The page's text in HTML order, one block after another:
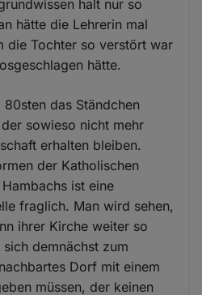
halt nur so
hätte die Lehrerin mal
die Tochter so verstört war
hätte.
das Ständchen
sowieso nicht mehr
erhalten bleiben.
der Katholischen
ist eine
fraglich. Man wird sehen,
ihrer Kirche weiter so
demnächst zum
Dorf mit einem
müssen, der keinen